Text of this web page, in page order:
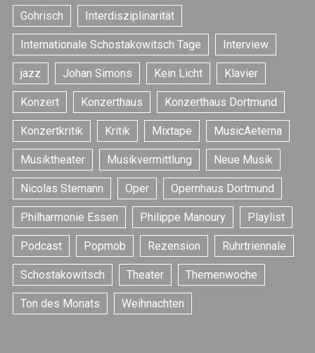
Gohrisch Interdisziplinarität
Internationale Schostakowitsch Tage Interview
jazz Johan Simons Kein Licht Klavier
Konzert Konzerthaus Konzerthaus Dortmund
Konzertkritik Kritik Mixtape MusicAeterna
Musiktheater Musikvermittlung Neue Musik
Nicolas Stemann Oper Opernhaus Dortmund
Philharmonie Essen Philippe Manoury Playlist
Podcast Popmob Rezension Ruhrtriennale
Schostakowitsch Theater Themenwoche
Ton des Monats Weihnachten
S
e
a
c
h
f
o
r
: